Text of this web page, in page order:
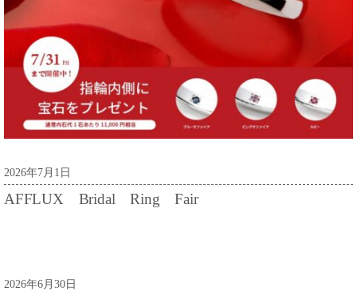
2026年7月1日
AFFLUX Bridal Ring Fair
2026年6月30日